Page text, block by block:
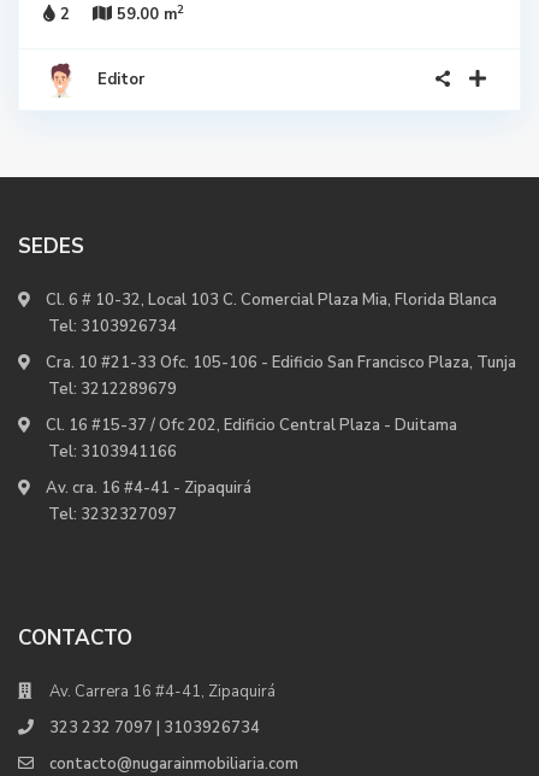
2
59.00 m2
Editor
SEDES
Cl. 6 # 10-32, Local 103 C. Comercial Plaza Mia, Florida Blanca
Tel: 3103926734
Cra. 10 #21-33 Ofc. 105-106 - Edificio San Francisco Plaza, Tunja
Tel: 3212289679
Cl. 16 #15-37 / Ofc 202, Edificio Central Plaza - Duitama
Tel: 3103941166
Av. cra. 16 #4-41 - Zipaquirá
Tel: 3232327097
CONTACTO
Av. Carrera 16 #4-41, Zipaquirá
323 232 7097 | 3103926734
contacto@nugarainmobiliaria.com